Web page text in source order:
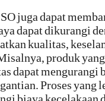
juga dapat
dapat dikurangi
kualitas,
produk
dapat mengurangi
Proses yang